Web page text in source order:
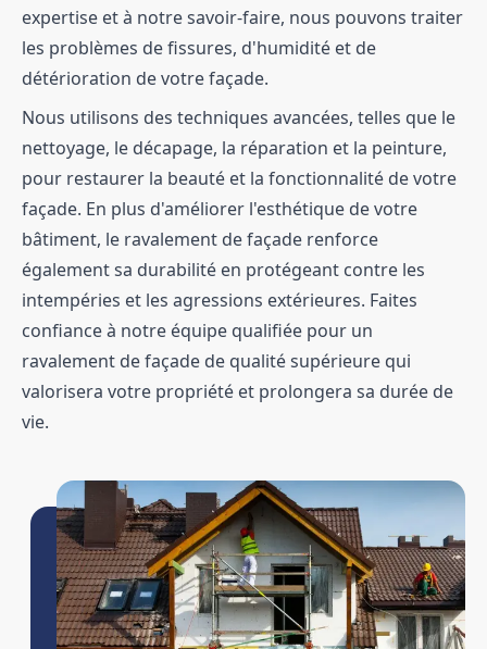
expertise et à notre savoir-faire, nous pouvons traiter
les problèmes de fissures, d'humidité et de
détérioration de votre façade.
Nous utilisons des techniques avancées, telles que le
nettoyage, le décapage, la réparation et la peinture,
pour restaurer la beauté et la fonctionnalité de votre
façade. En plus d'améliorer l'esthétique de votre
bâtiment, le ravalement de façade renforce
également sa durabilité en protégeant contre les
intempéries et les agressions extérieures. Faites
confiance à notre équipe qualifiée pour un
ravalement de façade de qualité supérieure qui
valorisera votre propriété et prolongera sa durée de
vie.